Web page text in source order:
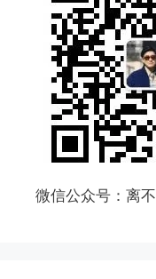
微信公众号：离